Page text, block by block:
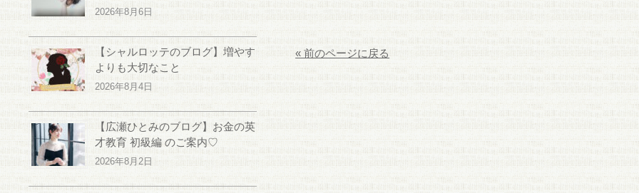
« 前のページに戻る
2026年8月6日
【シャルロッテのブログ】増やす
よりも大切なこと
2026年8月4日
【広瀬ひとみのブログ】お金の英
才教育 初級編 のご案内♡
2026年8月2日